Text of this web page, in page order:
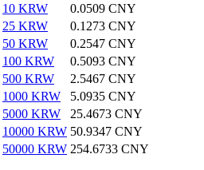
10 KRW
0.0509 CNY
25 KRW
0.1273 CNY
50 KRW
0.2547 CNY
100 KRW
0.5093 CNY
500 KRW
2.5467 CNY
1000 KRW
5.0935 CNY
5000 KRW
25.4673 CNY
10000 KRW 50.9347 CNY
50000 KRW 254.6733 CNY